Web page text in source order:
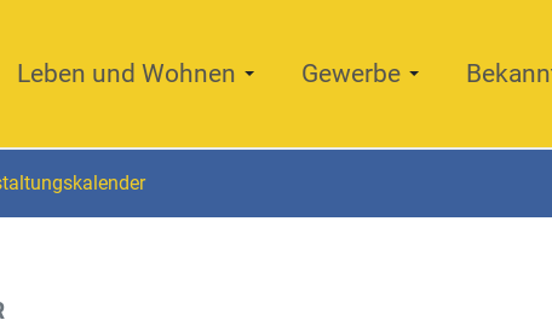
Leben und Wohnen Gewerbe